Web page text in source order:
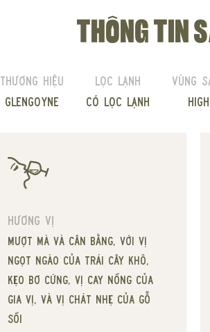
THÔNG TIN
Thương hiệu
Glengoyne
Lọc lạnh
Có lọc lạnh
Vùng
Hương vị
Mượt mà và cân bằng, với vị
ngọt ngào của trái cây khô,
kẹo bơ cứng, vị cay nồng của
gia vị, và vị chát nhẹ của gỗ
sồi